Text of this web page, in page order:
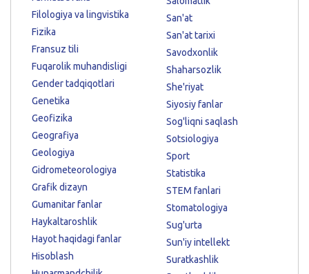
Filologiya va lingvistika
Fizika
Fransuz tili
Fuqarolik muhandisligi
Gender tadqiqotlari
Genetika
Geofizika
Geografiya
Geologiya
Gidrometeorologiya
Grafik dizayn
Gumanitar fanlar
Haykaltaroshlik
Hayot haqidagi fanlar
Hisoblash
San'at
San'at tarixi
Savodxonlik
Shaharsozlik
She'riyat
Siyosiy fanlar
Sog'liqni saqlash
Sotsiologiya
Sport
Statistika
STEM fanlari
Stomatologiya
Sug'urta
Sun'iy intellekt
Suratkashlik